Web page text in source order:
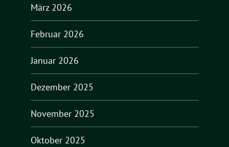
März 2026
Februar 2026
Januar 2026
Dezember 2025
November 2025
Oktober 2025